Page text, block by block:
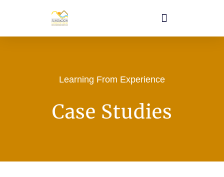
Learning From Experience
Case Studies